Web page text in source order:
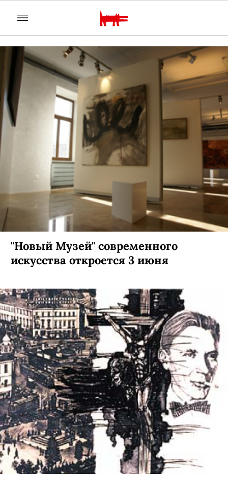
"Новый Музей" современного
искусства откроется 3 июня